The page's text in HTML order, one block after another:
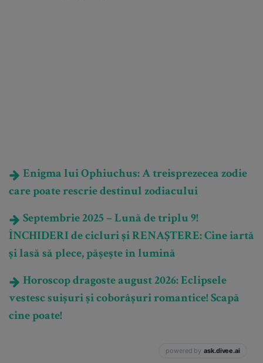
Enigma lui Ophiuchus: A treisprezecea zodie
care poate rescrie destinul zodiacului
Septembrie 2025 – Lună de triplu 9!
ÎNCHIDERI de cicluri și RENAȘTERE: Cine iartă
și lasă să plece, pășește în lumină
Horoscop dragoste august 2026: Eclipsele
vestesc suișuri și coborâșuri romantice! Scapă
cine poate!